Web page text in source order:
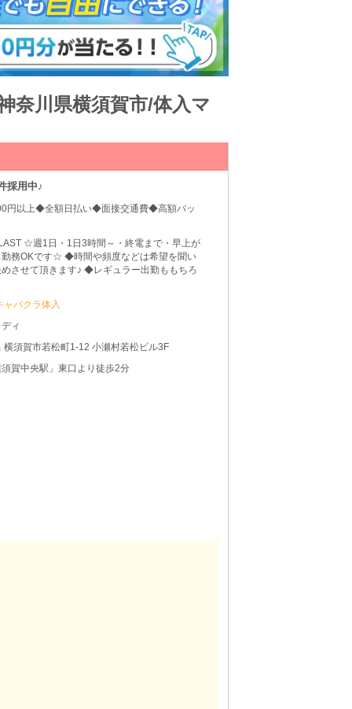
奈川県横須賀市/体入マ
採用中♪
円以上◆全額日払い◆面接交通費◆高額バッ
☆週1日・1日3時間～・終電まで・早上が
勤務OKです☆ ◆時間や頻度などは希望を聞い
させて頂きます♪ ◆レギュラー出勤ももちろ
ャバクラ体入
ィ
横須賀市若松町1-12 小瀬村若松ビル3F
賀中央駅」東口より徒歩2分